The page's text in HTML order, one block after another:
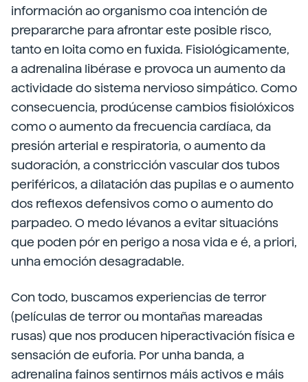
información ao organismo coa intención de
prepararche para afrontar este posible risco,
tanto en loita como en fuxida. Fisiológicamente,
a adrenalina libérase e provoca un aumento da
actividade do sistema nervioso simpático. Como
consecuencia, prodúcense cambios fisiolóxicos
como o aumento da frecuencia cardíaca, da
presión arterial e respiratoria, o aumento da
sudoración, a constricción vascular dos tubos
periféricos, a dilatación das pupilas e o aumento
dos reflexos defensivos como o aumento do
parpadeo. O medo lévanos a evitar situacións
que poden pór en perigo a nosa vida e é, a priori,
unha emoción desagradable.
Con todo, buscamos experiencias de terror
(películas de terror ou montañas mareadas
rusas) que nos producen hiperactivación física e
sensación de euforia. Por unha banda, a
adrenalina fainos sentirnos máis activos e máis